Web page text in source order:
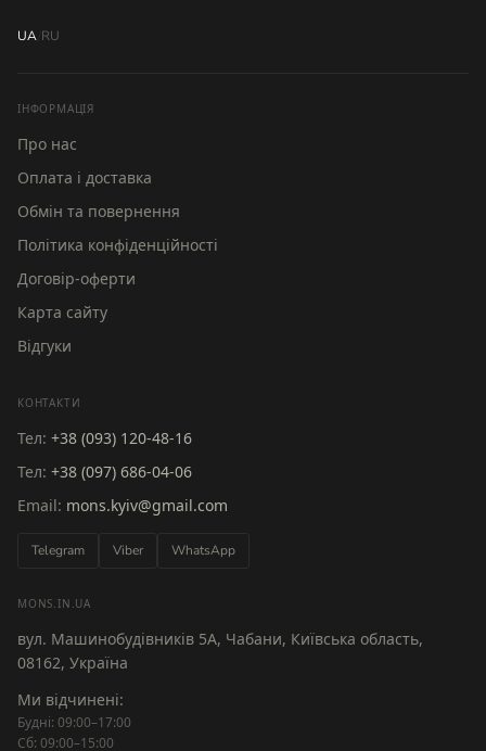
UA RU
ІНФОРМАЦІЯ
Про нас
Оплата і доставка
Обмін та повернення
Політика конфіденційності
Договір-оферти
Карта сайту
Відгуки
КОНТАКТИ
Тел: +38 (093) 120-48-16
Тел: +38 (097) 686-04-06
Email: mons.kyiv@gmail.com
Telegram Viber WhatsApp
MONS.IN.UA
вул. Машинобудівників 5А, Чабани, Київська область,
08162, Україна
Ми відчинені:
Будні: 09:00–17:00
Сб: 09:00–15:00